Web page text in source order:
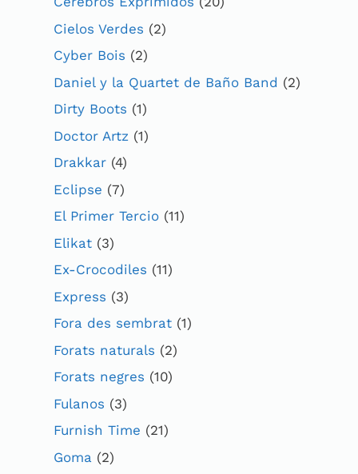
Cielos Verdes (2)
Cyber Bois (2)
Daniel y la Quartet de Baño Band (2)
Dirty Boots (1)
Doctor Artz (1)
Drakkar (4)
Eclipse (7)
El Primer Tercio (11)
Elikat (3)
Ex-Crocodiles (11)
Express (3)
Fora des sembrat (1)
Forats naturals (2)
Forats negres (10)
Fulanos (3)
Furnish Time (21)
Goma (2)